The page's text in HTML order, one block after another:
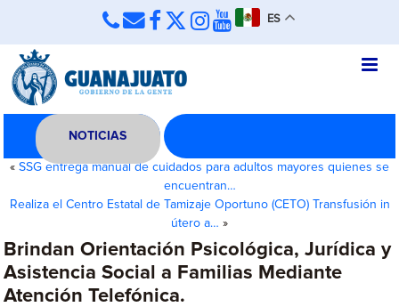
ES
NOTICIAS
« SSG entrega manual de cuidados para adultos mayores quienes se
encuentran…
Realiza el Centro Estatal de Tamizaje Oportuno (CETO) Transfusión in
útero a… »
Brindan Orientación Psicológica, Jurídica y
Asistencia Social a Familias Mediante
Atención Telefónica.